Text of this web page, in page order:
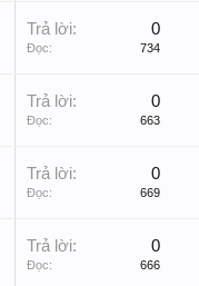
Trả lời: 0
Đọc: 734
Trả lời: 0
Đọc: 663
Trả lời: 0
Đọc: 669
Trả lời: 0
Đọc: 666